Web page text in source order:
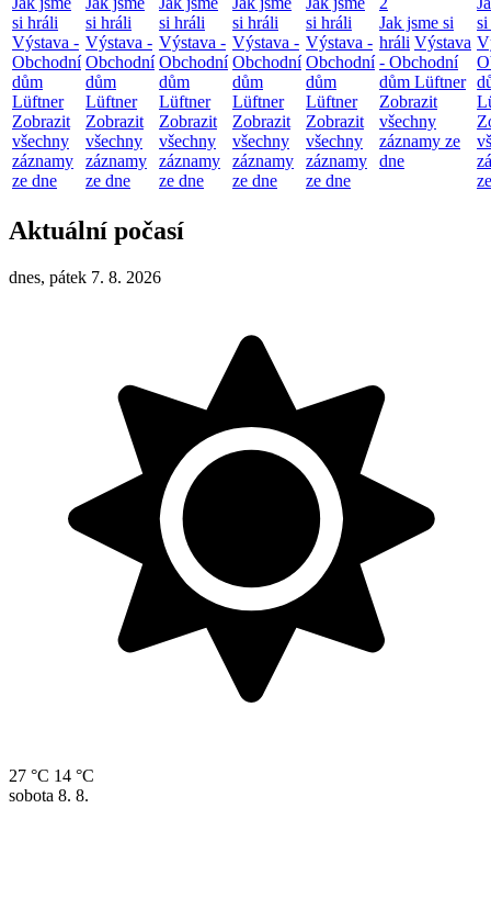
si hráli
Výstava -
Obchodní
dům
Lüftner
Zobrazit
všechny
záznamy
ze dne
si hráli
Výstava -
Obchodní
dům
Lüftner
Zobrazit
všechny
záznamy
ze dne
si hráli
Výstava -
Obchodní
dům
Lüftner
Zobrazit
všechny
záznamy
ze dne
si hráli
Výstava -
Obchodní
dům
Lüftner
Zobrazit
všechny
záznamy
ze dne
si hráli
Výstava -
Obchodní
dům
Lüftner
Zobrazit
všechny
záznamy
ze dne
Jak jsme si
hráli Výstava
- Obchodní
dům Lüftner
Zobrazit
všechny
záznamy ze
dne
Aktuální počasí
dnes, pátek 7. 8. 2026
27 °C 14 °C
sobota 8. 8.